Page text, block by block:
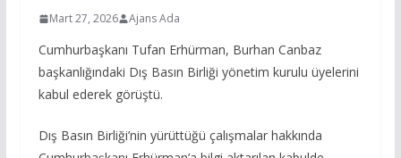
Mart 27, 2026 Ajans Ada
Cumhurbaşkanı Tufan Erhürman, Burhan Canbaz
başkanlığındaki Dış Basın Birliği yönetim kurulu üyelerini
kabul ederek görüştü.
Dış Basın Birliği’nin yürüttüğü çalışmalar hakkında